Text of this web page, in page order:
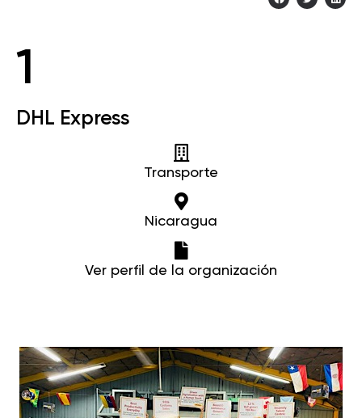
1
DHL Express
Transporte
Nicaragua
Ver perfil de la organización